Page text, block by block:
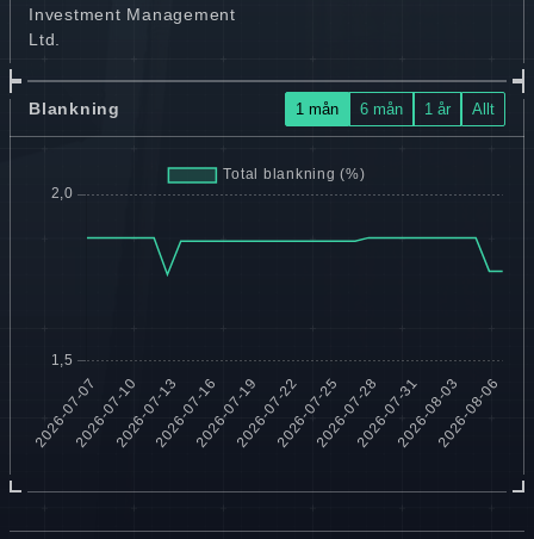
Investment Management
Ltd.
Blankning 1 mån 6 mån 1 år Allt